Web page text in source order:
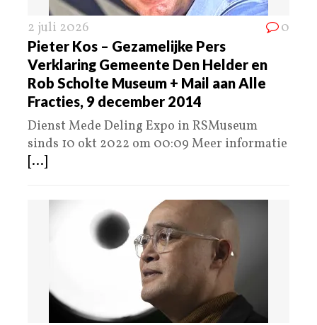
2 juli 2026 0
Pieter Kos – Gezamelijke Pers
Verklaring Gemeente Den Helder en
Rob Scholte Museum + Mail aan Alle
Fracties, 9 december 2014
Dienst Mede Deling Expo in RSMuseum
sinds 10 okt 2022 om 00:09 Meer informatie
[...]